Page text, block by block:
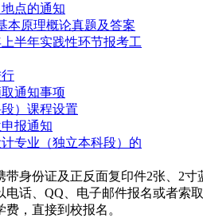
点的通知
本原理概论真题及答案
半年实践性环节报考工
通知事项
）课程设置
报通知
专业（独立本科段）的
身份证及正反面复印件2张、2寸
话、QQ、电子邮件报名或者索
，直接到校报名。